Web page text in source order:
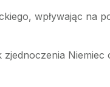
wpływając na